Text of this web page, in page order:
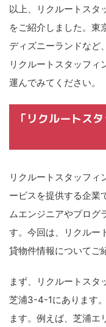
以上、リクルートスタ
をご紹介しました。東
ディズニーランドなど
リクルートスタッフィ
運んでみてください。
「リクルートス
リクルートスタッフィ
ービスを提供する企業
ムエンジニアやプログ
す。今回は、リクルー
貸物件情報についてご
まず、リクルートスタ
芝浦3-4-1にあります
ます。例えば、芝浦エ